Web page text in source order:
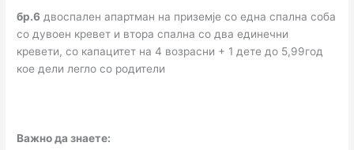
бр.6 двоспален апартман на приземје со една спална соба
со дувоен кревет и втора спална со два единечни
кревети, со капацитет на 4 возрасни + 1 дете до 5,99год
кое дели легло со родители
Важно да знаете: